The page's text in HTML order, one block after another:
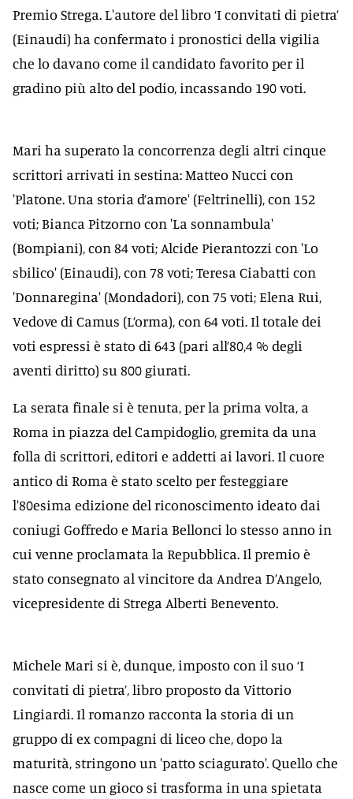
Premio Strega. L'autore del libro ‘I convitati di pietra’
(Einaudi) ha confermato i pronostici della vigilia
che lo davano come il candidato favorito per il
gradino più alto del podio, incassando 190 voti.
Mari ha superato la concorrenza degli altri cinque
scrittori arrivati in sestina: Matteo Nucci con
'Platone. Una storia d’amore' (Feltrinelli), con 152
voti; Bianca Pitzorno con 'La sonnambula'
(Bompiani), con 84 voti; Alcide Pierantozzi con 'Lo
sbilico' (Einaudi), con 78 voti; Teresa Ciabatti con
'Donnaregina' (Mondadori), con 75 voti; Elena Rui,
Vedove di Camus (L’orma), con 64 voti. Il totale dei
voti espressi è stato di 643 (pari all’80,4 % degli
aventi diritto) su 800 giurati.
La serata finale si è tenuta, per la prima volta, a
Roma in piazza del Campidoglio, gremita da una
folla di scrittori, editori e addetti ai lavori. Il cuore
antico di Roma è stato scelto per festeggiare
l'80esima edizione del riconoscimento ideato dai
coniugi Goffredo e Maria Bellonci lo stesso anno in
cui venne proclamata la Repubblica. Il premio è
stato consegnato al vincitore da Andrea D’Angelo,
vicepresidente di Strega Alberti Benevento.
Michele Mari si è, dunque, imposto con il suo ‘I
convitati di pietra’, libro proposto da Vittorio
Lingiardi. Il romanzo racconta la storia di un
gruppo di ex compagni di liceo che, dopo la
maturità, stringono un 'patto sciagurato'. Quello che
nasce come un gioco si trasforma in una spietata